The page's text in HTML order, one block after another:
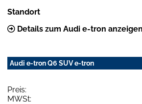
Standort
Details zum Audi e-tron anzeigen
Audi e-tron Q6 SUV e-tron
Preis:
MWSt: